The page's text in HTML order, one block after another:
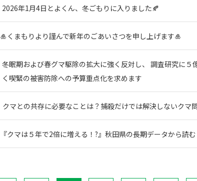
2026年1月4日とよくん、冬ごもりに入りました🍂
🎍くまもりより謹んで新年のごあいさつを申し上げます🎍
冬眠期および春グマ駆除の拡大に強く反対し、 調査研究に５
く喫緊の被害防除への予算重点化を求めます
クマとの共存に必要なことは？捕殺だけでは解決しないクマ
『クマは５年で2倍に増える！?』秋田県の長期データから読